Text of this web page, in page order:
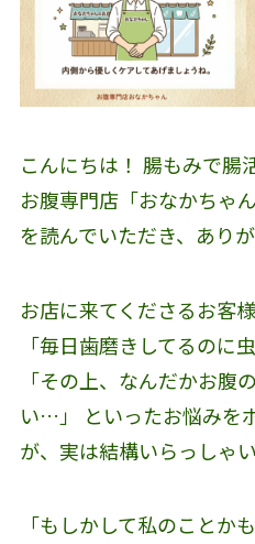
こんにちは！ 腸もみで腸
お腹専門店「おなかちゃ
を読んでいただき、あり
お店に来てくださるお客
「毎日歯磨きしてるのに
「その上、なんだかお腹
い…」 といったお悩みを
が、実は結構いらっしゃい
「もしかして私のことか